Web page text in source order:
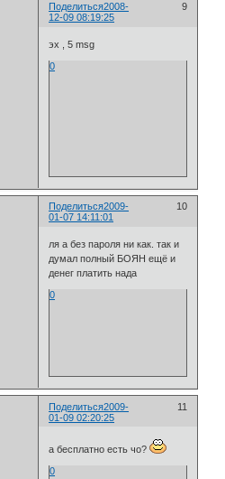
Поделиться 9
2008-
12-09 08:19:25
эх , 5 msg
0
Поделиться 10
2009-
01-07 14:11:01
ля а без пароля ни как. так и
думал полный БОЯН ещё и
денег платить нада
0
Поделиться 11
2009-
01-09 02:20:25
а бесплатно есть чо?
0